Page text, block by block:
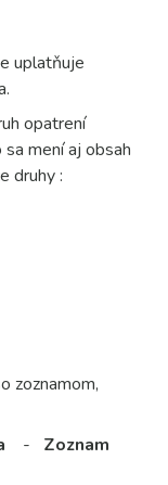
uplatňuje
opatrení
mení aj obsah
druhy :
zoznamom,
- Zoznam